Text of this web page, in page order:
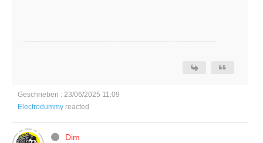
Geschrieben : 23/06/2025 11:09
Electrodummy reacted
Dim